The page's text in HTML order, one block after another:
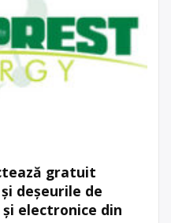
gratuit
deşeurile de
electronice din